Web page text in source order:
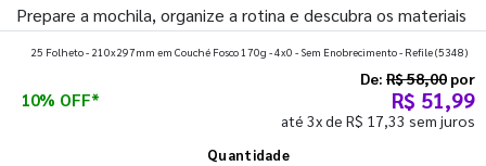
Prepare a mochila, organize a rotina e descubra os materiais
que fazem toda diferença para começar o segundo
25 Folheto - 210x297mm em Couché Fosco 170g - 4x0 - Sem Enobrecimento - Refile(5348)
10% OFF*
De: R$ 58,00 por
R$ 51,99
até 3x de R$ 17,33 sem juros
Quantidade